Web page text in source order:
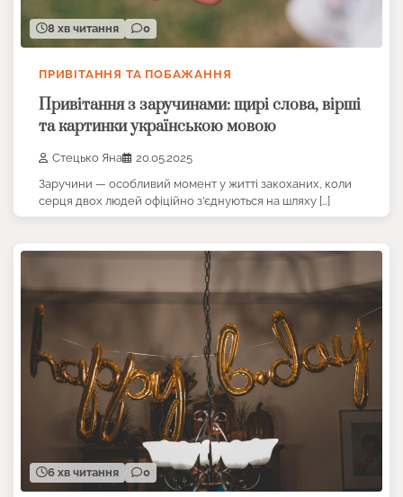
8 хв читання 0
ПРИВІТАННЯ ТА ПОБАЖАННЯ
Привітання з заручинами: щирі слова, вірші
та картинки українською мовою
Стецько Яна
20.05.2025
Заручини — особливий момент у житті закоханих, коли
серця двох людей офіційно з’єднуються на шляху […]
6 хв читання 0